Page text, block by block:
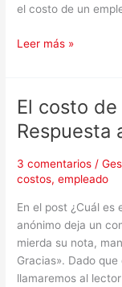
el costo de un
Leer más »
El costo
Respuesta
3 comentarios /
costos,empleado
En el post ¿Cuál es
anónimo deja un
mierda su nota,
Gracias». Dado
llamaremos al
El
costo
de
empleado
Respuesta
al
Señor
X.